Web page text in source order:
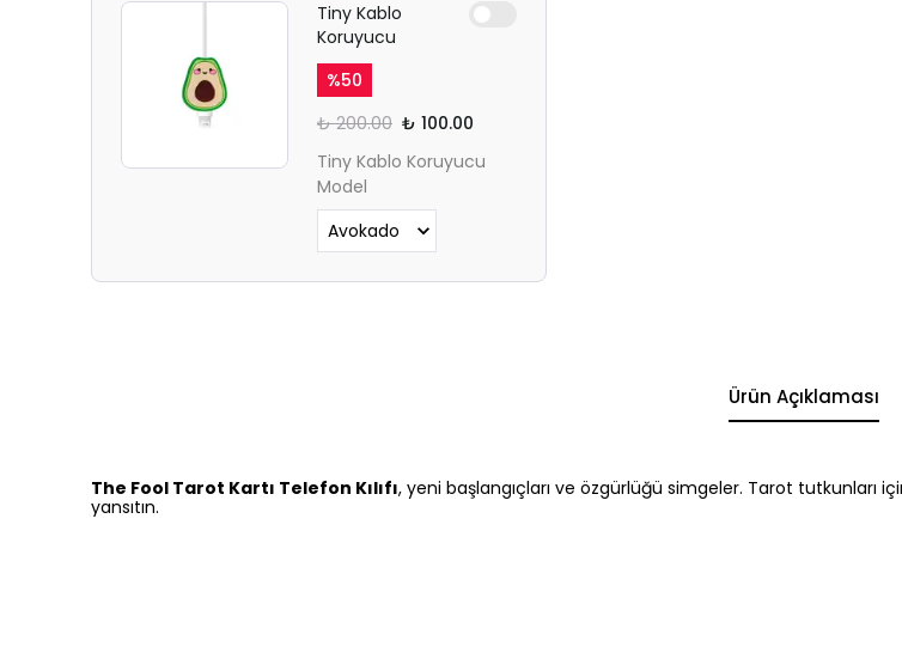
Tiny Kablo
Koruyucu
%50
₺ 200.00 ₺ 100.00
Tiny Kablo Koruyucu
Model
Ürün Açıklaması
The Fool Tarot Kartı Telefon Kılıfı, yeni başlangıçları ve özgürlüğü simgeler. Tarot tutkunları
yansıtın.